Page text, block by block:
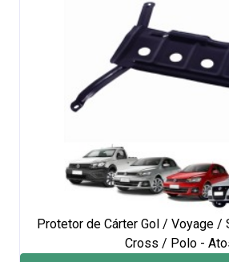
Protetor de Cárter Gol / Voyage /
Cross / Polo -